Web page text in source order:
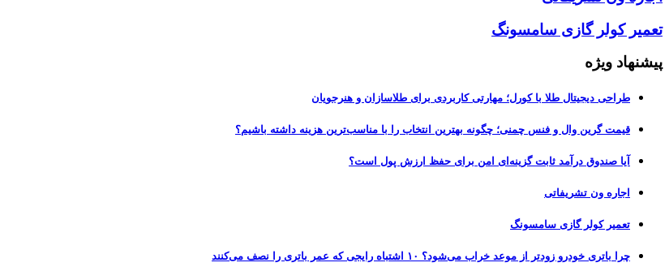
تعمیر کولر گازی سامسونگ
پیشنهاد ویژه
طراحی دیجیتال طلا با کورل؛ مهارتی کاربردی برای طلاسازان و هنرجویان
قیمت گرین وال و فنس چمنی؛ چگونه بهترین انتخاب را با مناسب‌ترین هزینه داشته باشیم؟
آیا صندوق درآمد ثابت گزینه‌ای امن برای حفظ ارزش پول است؟
اجاره ون تشریفاتی
تعمیر کولر گازی سامسونگ
چرا باتری خودرو زودتر از موعد خراب می‌شود؟ ۱۰ اشتباه رایجی که عمر باتری را نصف می‌کنند